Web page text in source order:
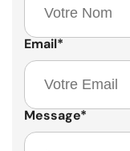
Email*
Message*